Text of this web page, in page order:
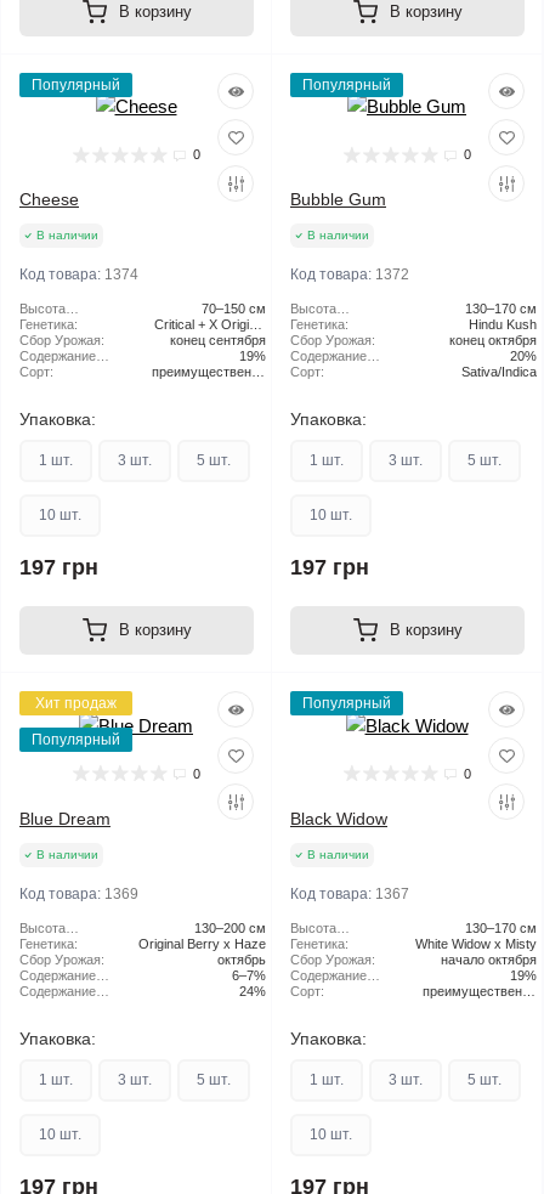
В корзину В корзину
Популярный
0
Cheese
В наличии
Код товара: 1374
Высота
растения:
70–150 см
Генетика:
Critical + X Original
Cheese
Сбор Урожая:
конец сентября
Содержание
ТГК:
19%
Сорт:
преимущественно
Упаковка:
1 шт. 3 шт. 5 шт.
10 шт.
197 грн
В корзину
Популярный
0
Bubble Gum
В наличии
Код товара: 1372
Высота
растения:
130–170 см
Генетика:
Hindu Kush
Сбор Урожая:
конец октября
Содержание
ТГК:
20%
Сорт:
Sativa/Indica
Упаковка:
1 шт. 3 шт. 5 шт.
10 шт.
197 грн
В корзину
Хит продаж
Популярный
0
Blue Dream
В наличии
Код товара: 1369
Высота
растения:
130–200 см
Генетика:
Original Berry x Haze
Сбор Урожая:
октябрь
Содержание
CBD:
6–7%
Содержание
24%
Упаковка:
1 шт. 3 шт. 5 шт.
10 шт.
197 грн
Популярный
0
Black Widow
В наличии
Код товара: 1367
Высота
растения:
130–170 см
Генетика:
White Widow x Misty
Сбор Урожая:
начало октября
Содержание
ТГК:
19%
Сорт:
преимущественно
Упаковка:
1 шт. 3 шт. 5 шт.
10 шт.
197 грн